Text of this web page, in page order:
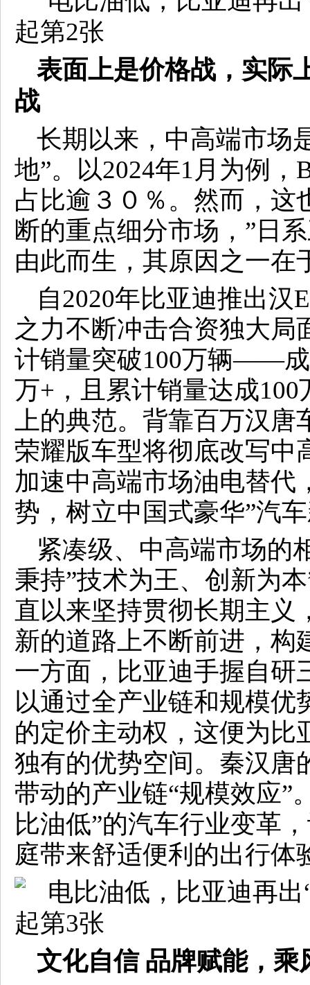
表面上是价格战，实际
战
长期以来，中高端市场
地”。以2024年1月为例
占比逾３０％。然而，这
断的重点细分市场，”日
由此而生，其原因之一在
自2020年比亚迪推出汉
之力不断冲击合资独大局
计销量突破100万辆——
万+，且累计销量达成
上的典范。背靠百万汉
荣耀版车型将彻底改写中
加速中高端市场油电替代
势，树立中国式豪华”汽
紧凑级、中高端市场的
秉持”技术为王、创新为
直以来坚持贯彻长期主义
新的道路上不断前进，构
一方面，比亚迪手握自研
以通过全产业链和规模优
的定价主动权，这便为比
独有的优势空间。秦汉唐
带动的产业链“规模效应”
比油低”的汽车行业变革
庭带来舒适便利的出行体
文化自信 品牌赋能，